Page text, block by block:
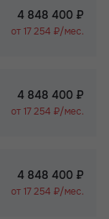
4 848 400 ₽
от 17 254 ₽/мес.
4 848 400 ₽
от 17 254 ₽/мес.
4 848 400 ₽
от 17 254 ₽/мес.